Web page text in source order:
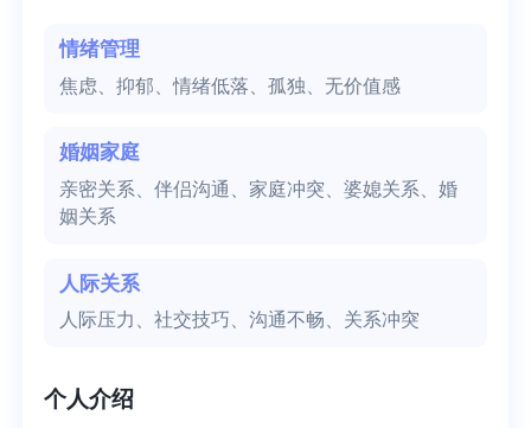
情绪管理
焦虑、抑郁、情绪低落、孤独、无价值感
婚姻家庭
亲密关系、伴侣沟通、家庭冲突、婆媳关系、婚
姻关系
人际关系
人际压力、社交技巧、沟通不畅、关系冲突
个人介绍